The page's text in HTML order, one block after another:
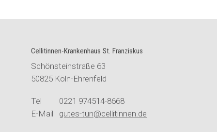
Cellitinnen-Krankenhaus St. Franziskus
Schönsteinstraße 63
50825 Köln-Ehrenfeld
Tel 0221 974514-8668
E-Mail gutes-tun@cellitinnen.de